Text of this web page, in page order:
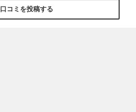
口コミを投稿する